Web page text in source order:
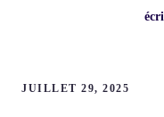
JUILLET 29, 2025